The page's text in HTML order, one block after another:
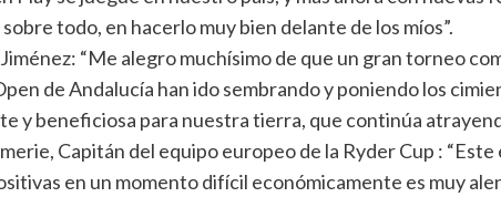
todo, en hacerlo muy bien delante de los míos”.
“Me alegro muchísimo de que un gran torneo
de Andalucía han ido sembrando y poniendo los
y beneficiosa para nuestra tierra, que continúa
Capitán del equipo europeo de la Ryder Cup :
en un momento difícil económicamente es muy